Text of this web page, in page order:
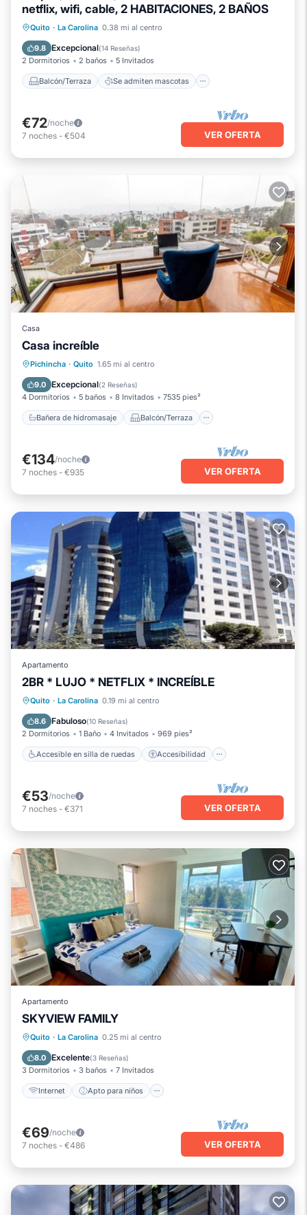
netflix, wifi, cable, 2 HABITACIONES, 2 BAÑOS
Quito · La Carolina 0.38 mi al centro
9.8 Excepcional(14 Reseñas)
2 Dormitorios 2 baños 5 Invitados
Balcón/Terraza Se admiten mascotas
Balcón/Terraza
Se admiten mascotas
Cocina
Aparcamiento
€72/noche
7 noches - €504 VER OFERTA
Casa
Casa increíble
Pichincha · Quito 1.65 mi al centro
9.0 Excepcional(2 Reseñas)
4 Dormitorios 5 baños 8 Invitados 7535 pies²
Bañera de hidromasaje Balcón/Terraza
Bañera de hidromasaje
Cocina
Aparcamiento
€134/noche
7 noches - €935 VER OFERTA
Apartamento
2BR * LUJO * NETFLIX * INCREÍBLE
Quito · La Carolina 0.19 mi al centro
8.6 Fabuloso(10 Reseñas)
2 Dormitorios 1 Baño 4 Invitados 969 pies²
Accesible en silla de ruedas Accesibilidad
Accesible en silla de ruedas
Accesibilidad
€53/noche
7 noches - €371 VER OFERTA
Apartamento
SKYVIEW FAMILY
Quito · La Carolina 0.25 mi al centro
8.0 Excelente(3 Reseñas)
3 Dormitorios 3 baños 7 Invitados
Internet Apto para niños
Internet Apto para niños
TV
€69/noche
7 noches - €486 VER OFERTA